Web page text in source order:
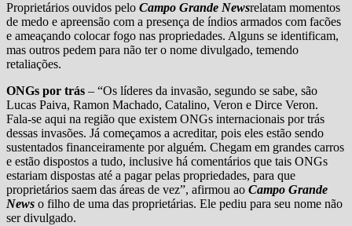
Proprietários ouvidos pelo Campo Grande Newsrelatam momentos
de medo e apreensão com a presença de índios armados com facões
e ameaçando colocar fogo nas propriedades. Alguns se identificam,
mas outros pedem para não ter o nome divulgado, temendo
retaliações.
ONGs por trás – “Os líderes da invasão, segundo se sabe, são
Lucas Paiva, Ramon Machado, Catalino, Veron e Dirce Veron.
Fala-se aqui na região que existem ONGs internacionais por trás
dessas invasões. Já começamos a acreditar, pois eles estão sendo
sustentados financeiramente por alguém. Chegam em grandes carros
e estão dispostos a tudo, inclusive há comentários que tais ONGs
estariam dispostas até a pagar pelas propriedades, para que
proprietários saem das áreas de vez”, afirmou ao Campo Grande
News o filho de uma das proprietárias. Ele pediu para seu nome não
ser divulgado.